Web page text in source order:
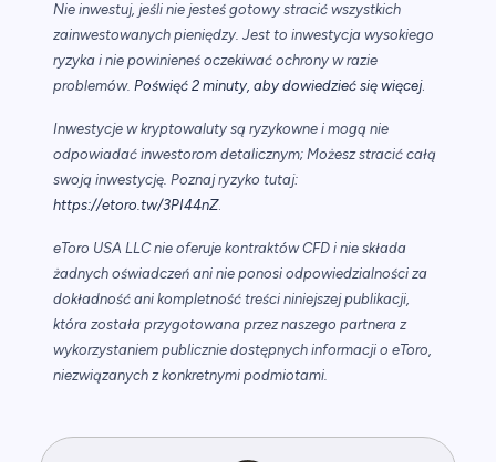
Nie inwestuj, jeśli nie jesteś gotowy stracić wszystkich
zainwestowanych pieniędzy. Jest to inwestycja wysokiego
ryzyka i nie powinieneś oczekiwać ochrony w razie
problemów. Poświęć 2 minuty, aby dowiedzieć się więcej.
Inwestycje w kryptowaluty są ryzykowne i mogą nie
odpowiadać inwestorom detalicznym; Możesz stracić całą
swoją inwestycję. Poznaj ryzyko tutaj:
https://etoro.tw/3PI44nZ.
eToro USA LLC nie oferuje kontraktów CFD i nie składa
żadnych oświadczeń ani nie ponosi odpowiedzialności za
dokładność ani kompletność treści niniejszej publikacji,
która została przygotowana przez naszego partnera z
wykorzystaniem publicznie dostępnych informacji o eToro,
niezwiązanych z konkretnymi podmiotami.